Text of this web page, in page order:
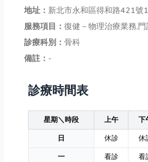
地址： 新北市永和區得和路421號
服務項目： 復健－物理治療業務,
診療科別： 骨科
備註： -
診療時間表
星期＼時段 上午 下
日
休診 休
一
看診 看